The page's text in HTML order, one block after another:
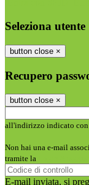
Seleziona utente
button close ×
Recupero
button close ×
all'indirizzo indicato con
Non hai una e-mail
tramite la
E-mail inviata, si